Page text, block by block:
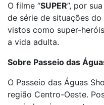
O filme ‘‘SUPER’’, por
de série de situações
vistos como super-
a vida adulta.
Sobre Passeio das
O Passeio das Águas
região Centro-Oeste.